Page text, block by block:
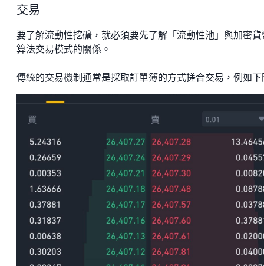
交易
要了解流動性挖礦，就必須要先了解「流動性池」與加密貨
算法交易模式的關係。
傳統的交易機制通常是採取訂單簿的方式搓合交易，例如下